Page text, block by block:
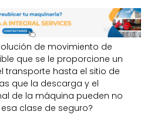
de movimiento de
que se le proporcione un
transporte hasta el sitio de
que la descarga y el
de la máquina pueden no
clase de seguro?